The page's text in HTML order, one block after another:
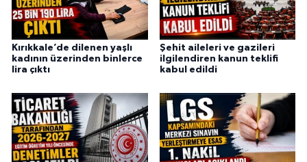
Kırıkkale’de dilenen yaşlı
kadının üzerinden binlerce
lira çıktı
Şehit aileleri ve gazileri
ilgilendiren kanun teklifi
kabul edildi